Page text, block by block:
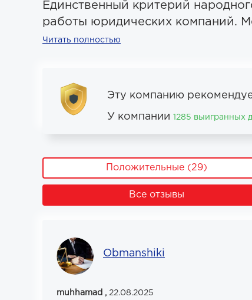
Единственный критерий
работы юридических компаний.
Читать полностью
Эту компанию
У компании 1285 выигранных
Положительные (29)
Все отзывы
Obmanshiki
muhhamad , 22.08.2025